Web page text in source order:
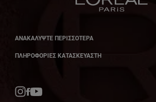
ΑΝΑΚΑΛΎΨΤΕ ΠΕΡΙΣΣΌΤΕΡΑ
ΠΛΗΡΟΦΟΡΙΕΣ ΚΑΤΑΣΚΕΥΑΣΤΗ